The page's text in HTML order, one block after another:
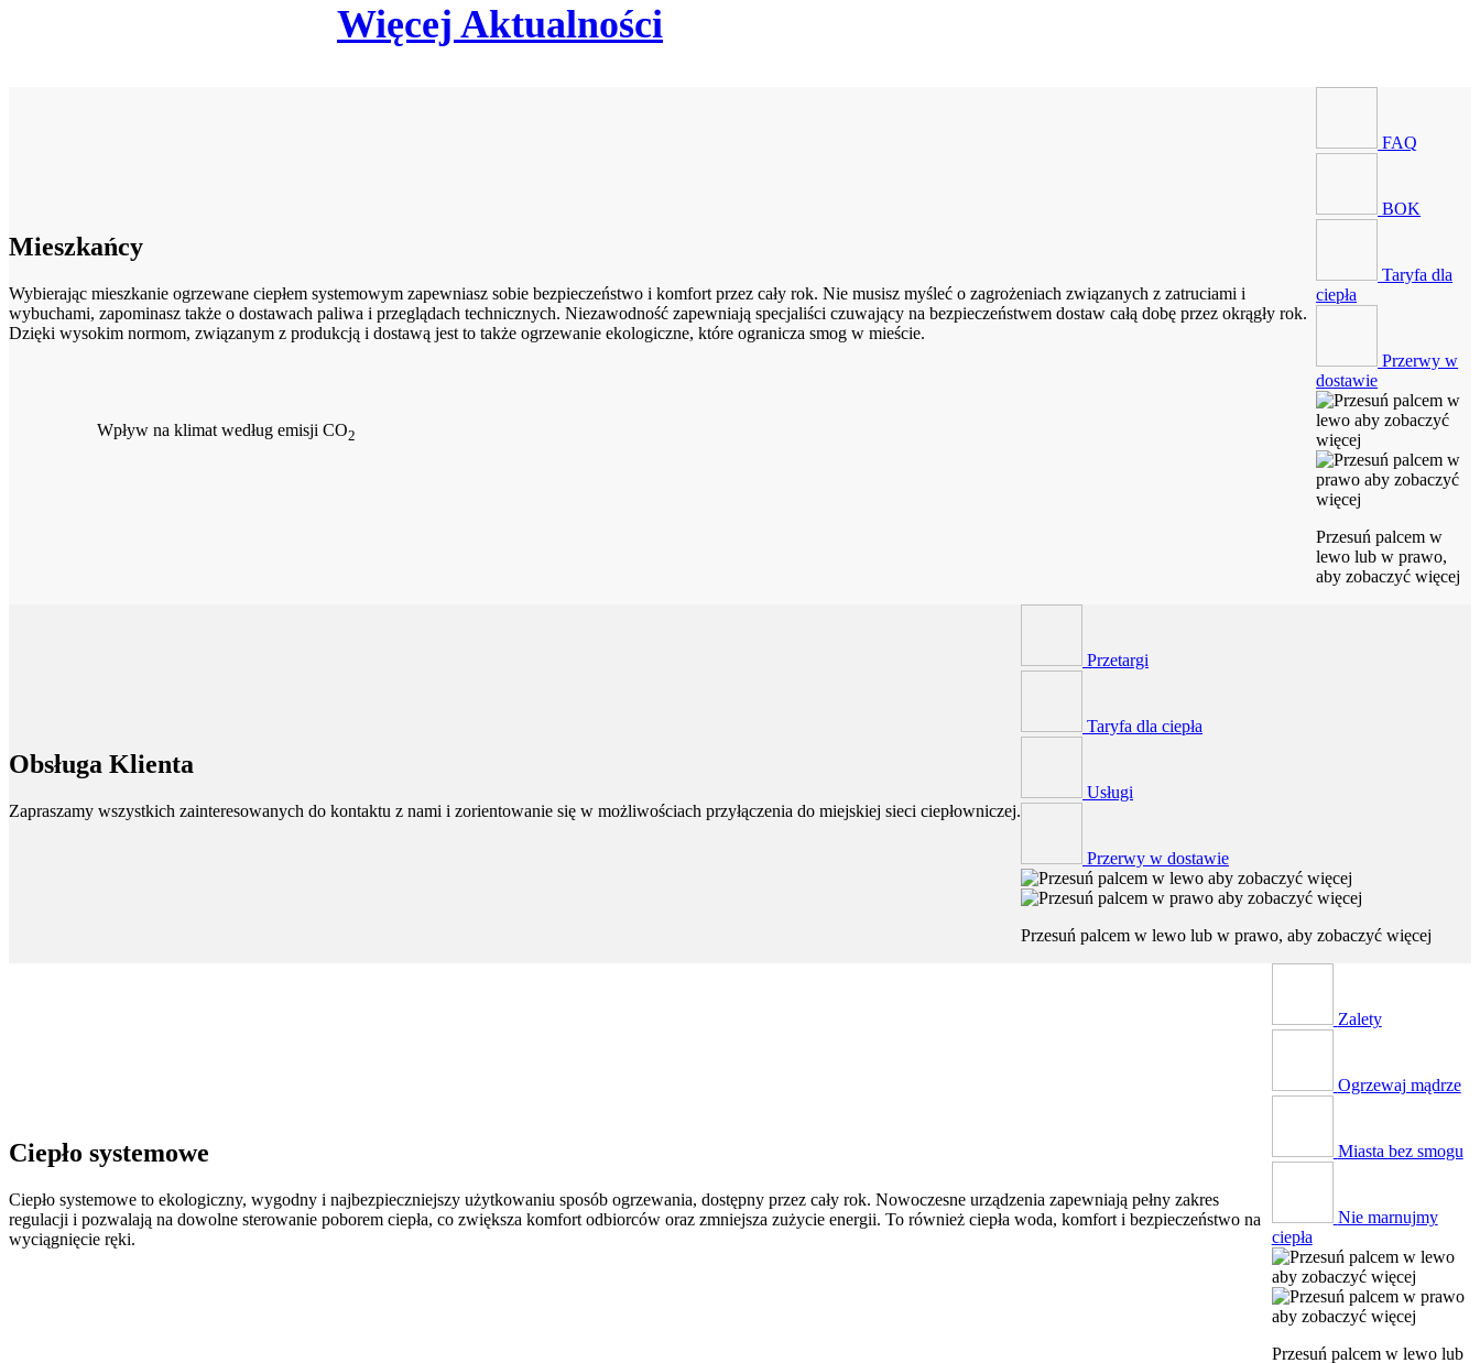
Więcej Aktualności
Mieszkańcy
Wybierając mieszkanie ogrzewane ciepłem systemowym zapewniasz sobie bezpieczeństwo i komfort przez cały rok. Nie musisz myśleć o zagrożeniach związanych z zatruciami i
wybuchami, zapominasz także o dostawach paliwa i przeglądach technicznych. Niezawodność zapewniają specjaliści czuwający na bezpieczeństwem dostaw całą dobę przez okrągły rok.
Dzięki wysokim normom, związanym z produkcją i dostawą jest to także ogrzewanie ekologiczne, które ogranicza smog w mieście.
Wpływ na klimat według emisji CO2
FAQ
BOK
Taryfa dla
ciepła
Przerwy w
dostawie
Przesuń palcem w
lewo lub w prawo,
aby zobaczyć więcej
Obsługa Klienta
Zapraszamy wszystkich zainteresowanych do kontaktu z nami i zorientowanie się w możliwościach przyłączenia do miejskiej sieci ciepłowniczej.
Przetargi
Taryfa dla ciepła
Usługi
Przerwy w dostawie
Przesuń palcem w lewo lub w prawo, aby zobaczyć więcej
Ciepło systemowe
Ciepło systemowe to ekologiczny, wygodny i najbezpieczniejszy użytkowaniu sposób ogrzewania, dostępny przez cały rok. Nowoczesne urządzenia zapewniają pełny zakres
regulacji i pozwalają na dowolne sterowanie poborem ciepła, co zwiększa komfort odbiorców oraz zmniejsza zużycie energii. To również ciepła woda, komfort i bezpieczeństwo na
wyciągnięcie ręki.
Zalety
Ogrzewaj mądrze
Miasta bez smogu
Nie marnujmy
ciepła
Przesuń palcem w lewo lub